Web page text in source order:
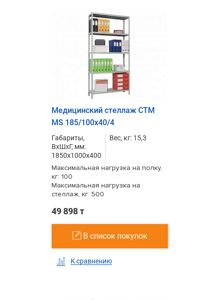
Медицинский стеллаж СТМ
MS 185/100х40/4
Габариты,
ВxШxГ, мм:
1850x1000x400
Вес, кг: 15,3
Максимальная нагрузка на полку,
кг: 100
Максимальная нагрузка на
стеллаж, кг: 500
49 898 т
В список покупок
К сравнению